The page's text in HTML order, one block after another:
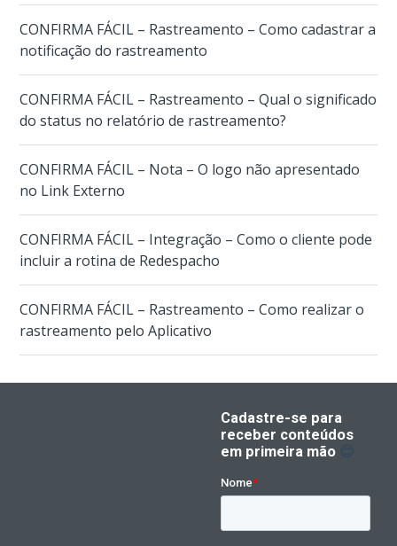
CONFIRMA FÁCIL – Rastreamento – Como cadastrar a
notificação do rastreamento
CONFIRMA FÁCIL – Rastreamento – Qual o significado
do status no relatório de rastreamento?
CONFIRMA FÁCIL – Nota – O logo não apresentado
no Link Externo
CONFIRMA FÁCIL – Integração – Como o cliente pode
incluir a rotina de Redespacho
CONFIRMA FÁCIL – Rastreamento – Como realizar o
rastreamento pelo Aplicativo